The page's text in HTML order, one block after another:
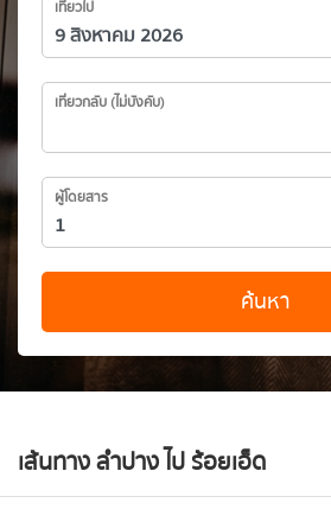
เที่ยวไป
เที่ยวกลับ (ไม่บังคับ)
ผู้โดยสาร
ค้นหา
เส้นทาง ลำปาง ไป ร้อยเอ็ด